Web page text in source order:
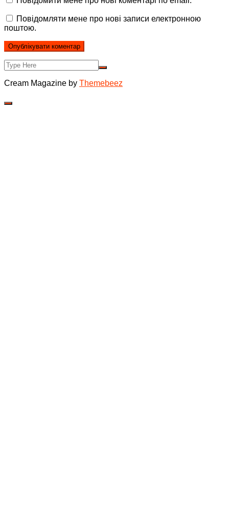
Повідомляти мене про нові записи електронною
поштою.
Cream Magazine by Themebeez